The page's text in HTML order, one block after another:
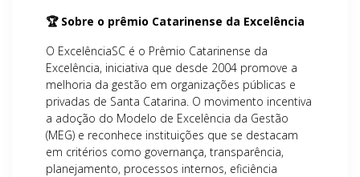
🏆 Sobre o prêmio Catarinense da Excelência
O ExcelênciaSC é o Prêmio Catarinense da
Excelência, iniciativa que desde 2004 promove a
melhoria da gestão em organizações públicas e
privadas de Santa Catarina. O movimento incentiva
a adoção do Modelo de Excelência da Gestão
(MEG) e reconhece instituições que se destacam
em critérios como governança, transparência,
planejamento, processos internos, eficiência